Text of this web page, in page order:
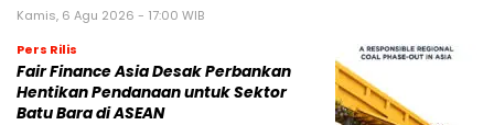
Kamis, 6 Agu 2026 - 17:00 WIB
Pers Rilis
Fair Finance Asia Desak Perbankan
Hentikan Pendanaan untuk Sektor
Batu Bara di ASEAN